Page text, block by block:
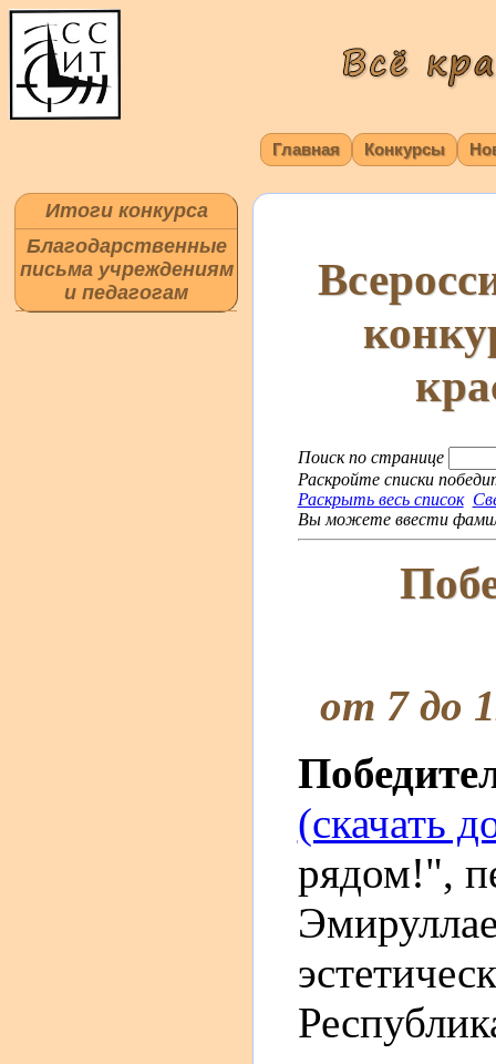
Главная Конкурсы
Итоги конкурса
Благодарственные
письма учреждениям
и педагогам
Поиск по странице
Раскройте списки
Раскрыть весь список
Вы можете ввести
от 7 до
(скачать
рядом!",